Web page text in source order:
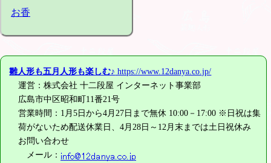
お香
雛人形も五月人形も楽しむ♪ https://www.12danya.co.jp/
運営：株式会社 十二段屋 インターネット事業部
広島市中区昭和町11番21号
営業時間：1月5日から4月27日まで無休 10:00－17:00 ※日祝は集
荷がないため配送休業日、4月28日～12月末までは土日祝休み
お問い合わせ
メール：